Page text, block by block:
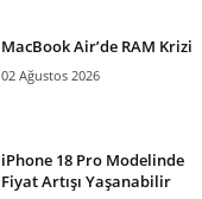
MacBook Air’de RAM Krizi
02 Ağustos 2026
iPhone 18 Pro Modelinde
Fiyat Artışı Yaşanabilir